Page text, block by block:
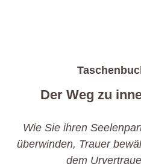
Der Weg zu
Wie Sie ihren
überwinden, Trauer
dem